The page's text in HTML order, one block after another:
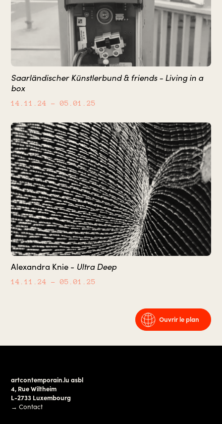
Saarländischer Künstlerbund & friends - Living in a
box
14.11.24 – 05.01.25
Alexandra Knie - Ultra Deep
14.11.24 – 05.01.25
Ouvrir le plan
artcontemporain.lu asbl
4, Rue Wiltheim
L-2733 Luxembourg
→Contact